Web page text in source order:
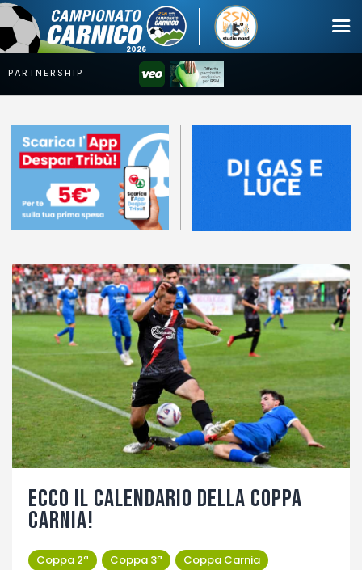
Coppa
Squadre
Calendari
News
Mercato
Erreà Cup
Giovanile
Video
Fotogallery
Ecco il calendario della Coppa
Carnia!
Coppa 2ª Coppa 3ª
Coppa Carnia